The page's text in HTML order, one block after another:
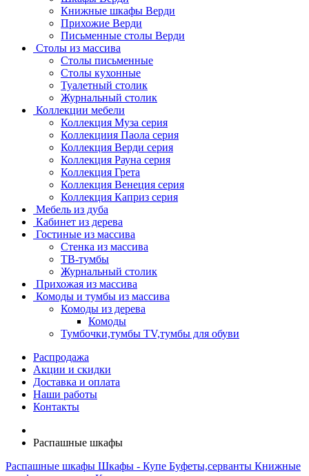
Книжные шкафы Верди
Прихожие Верди
Письменные столы Верди
Столы из массива
Столы письменные
Столы кухонные
Туалетный столик
Журнальный столик
Коллекции мебели
Коллекция Муза серия
Коллекциия Паола серия
Коллекция Верди серия
Коллекция Рауна серия
Коллекция Грета
Коллекция Венеция серия
Коллекция Каприз серия
Мебель из дуба
Кабинет из дерева
Гостиные из массива
Стенка из массива
ТВ-тумбы
Журнальный столик
Прихожая из массива
Комоды и тумбы из массива
Комоды из дерева
Комоды
Тумбочки,тумбы TV,тумбы для обуви
Распродажа
Акции и скидки
Доставка и оплата
Наши работы
Контакты
Распашные шкафы
Распашные шкафы Шкафы - Купе Буфеты,серванты Книжные